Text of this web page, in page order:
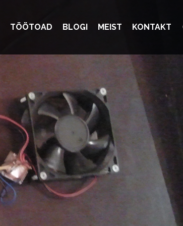
TÖÖTOAD BLOGI MEIST KONTAKT